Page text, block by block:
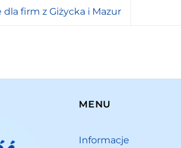
firm z Giżycka i Mazur
MENU
Informacje